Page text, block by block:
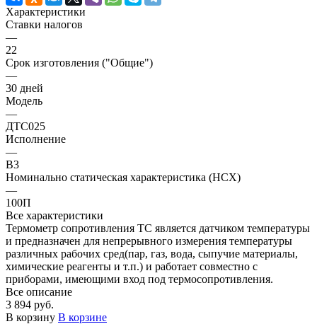
Характеристики
Ставки налогов
—
22
Срок изготовления ("Общие")
—
30 дней
Модель
—
ДТС025
Исполнение
—
В3
Номинально статическая характеристика (НСХ)
—
100П
Все характеристики
Термометр сопротивления ТС является датчиком температуры
и предназначен для непрерывного измерения температуры
различных рабочих сред(пар, газ, вода, сыпучие материалы,
химические реагенты и т.п.) и работает совместно с
приборами, имеющими вход под термосопротивления.
Все описание
3 894 руб.
В корзину В корзине